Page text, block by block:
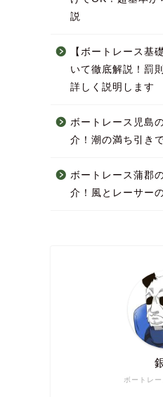
説
【ボートレース基
いて徹底解説！罰
詳しく説明します
ボートレース児島
介！潮の満ち引き
ボートレース蒲郡
介！風とレーサー
ボートレ